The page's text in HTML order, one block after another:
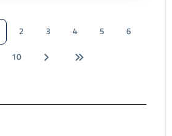
2 3 4 5
6
10